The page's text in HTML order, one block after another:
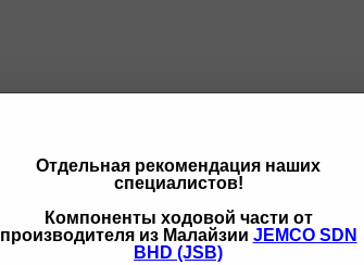
Отдельная рекомендация наших
специалистов!
Компоненты ходовой части от
производителя из Малайзии JEMCO SDN
BHD (JSB)